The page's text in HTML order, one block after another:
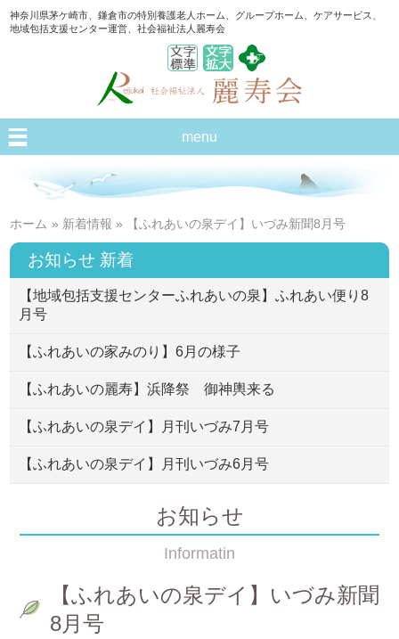
神奈川県茅ケ崎市、鎌倉市の特別養護老人ホーム、グループホーム、ケアサービス、
地域包括支援センター運営、社会福祉法人麗寿会
menu
ホーム » 新着情報 » 【ふれあいの泉デイ】いづみ新聞8月号
お知らせ 新着
【地域包括支援センターふれあいの泉】ふれあい便り8
月号
【ふれあいの家みのり】6月の様子
【ふれあいの麗寿】浜降祭 御神輿来る
【ふれあいの泉デイ】月刊いづみ7月号
【ふれあいの泉デイ】月刊いづみ6月号
お知らせ
Informatin
【ふれあいの泉デイ】いづみ新聞
8月号